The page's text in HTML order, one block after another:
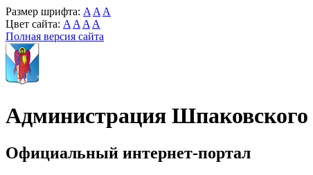
Размер шрифта: A A A
Цвет сайта: A A A A
Полная версия сайта
Администрация Шпаковского
Официальный интернет-портал